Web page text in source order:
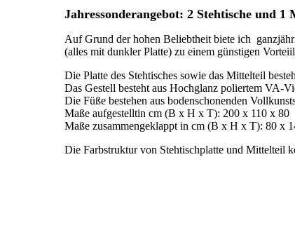
Jahressonderangebot: 2 Stehtische und
Auf Grund der hohen Beliebtheit biete ich
(alles mit dunkler Platte) zu einem günstigen
Die Platte des Stehtisches sowie das Mittelteil
Das Gestell besteht aus Hochglanz poliertem VA-
Die Füße bestehen aus bodenschonenden
Maße aufgestelltin cm (B x H x T): 200 x 110 x 80
Maße zusammengeklappt in cm (B x H x T): 80 x
Die Farbstruktur von Stehtischplatte und Mittelteil